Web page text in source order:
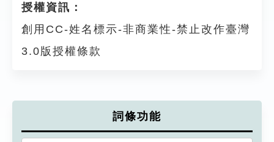
授權資訊：
創用CC-姓名標示-非商業性-禁止改作臺灣
3.0版授權條款
詞條功能